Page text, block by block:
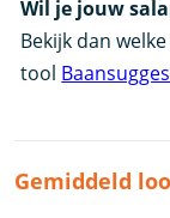
Wil je jouw
Bekijk dan
tool
Gemiddeld